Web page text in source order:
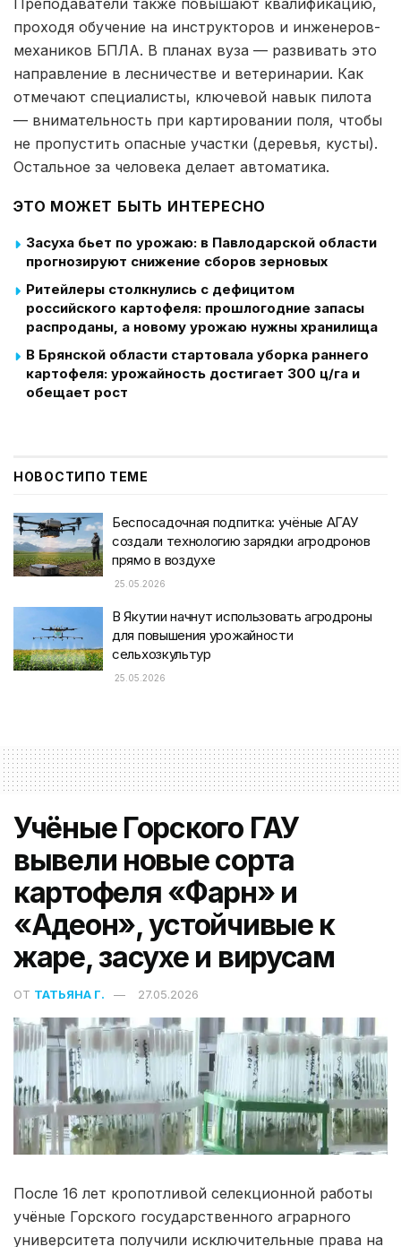
проходя обучение на инструкторов и инженеров-
механиков БПЛА. В планах вуза — развивать это
направление в лесничестве и ветеринарии. Как
отмечают специалисты, ключевой навык пилота
— внимательность при картировании поля, чтобы
не пропустить опасные участки (деревья, кусты).
Остальное за человека делает автоматика.
ЭТО МОЖЕТ БЫТЬ ИНТЕРЕСНО
Засуха бьет по урожаю: в Павлодарской области
прогнозируют снижение сборов зерновых
Ритейлеры столкнулись с дефицитом
российского картофеля: прошлогодние запасы
распроданы, а новому урожаю нужны хранилища
В Брянской области стартовала уборка раннего
картофеля: урожайность достигает 300 ц/га и
обещает рост
НОВОСТИПО ТЕМЕ
Беспосадочная подпитка: учёные АГАУ
создали технологию зарядки агродронов
прямо в воздухе
25.05.2026
В Якутии начнут использовать агродроны
для повышения урожайности
сельхозкультур
25.05.2026
Учёные Горского ГАУ
вывели новые сорта
картофеля «Фарн» и
«Адеон», устойчивые к
жаре, засухе и вирусам
ОТ ТАТЬЯНА Г. 27.05.2026
После 16 лет кропотливой селекционной работы
учёные Горского государственного аграрного
университета получили исключительные права на